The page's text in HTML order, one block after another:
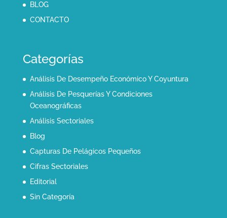
BLOG
CONTACTO
Categorías
Análisis De Desempeño Económico Y Coyuntura
Análisis De Pesquerías Y Condiciones
Oceanográficas
Análisis Sectoriales
Blog
Capturas De Pelágicos Pequeños
Cifras Sectoriales
Editorial
Sin Categoría